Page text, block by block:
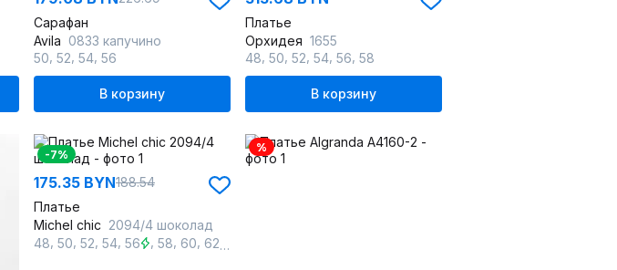
Сарафан
Avila 0833 капучино
50 52 54 56
В корзину
Платье
Орхидея 1655
48 50 52 54 56 58
В корзину
-7%
175.35 BYN188.54
Платье
Michel chic 2094/4 шоколад
48 50 52 54 56 ,58 60 62
%